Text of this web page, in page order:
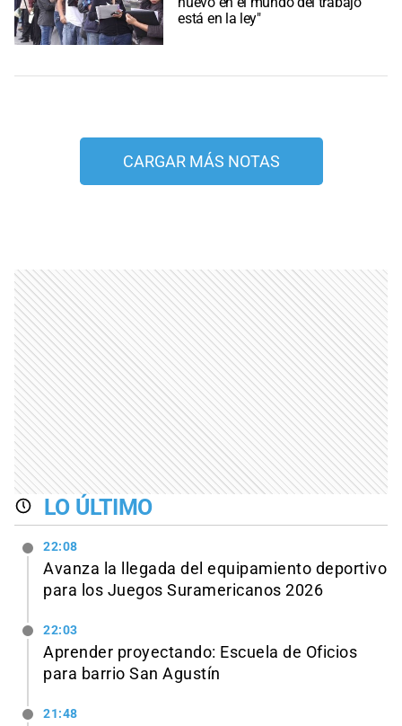
está en la ley"
CARGAR MÁS NOTAS
LO ÚLTIMO
22:08
Avanza la llegada del equipamiento deportivo
para los Juegos Suramericanos 2026
22:03
Aprender proyectando: Escuela de Oficios
para barrio San Agustín
21:48